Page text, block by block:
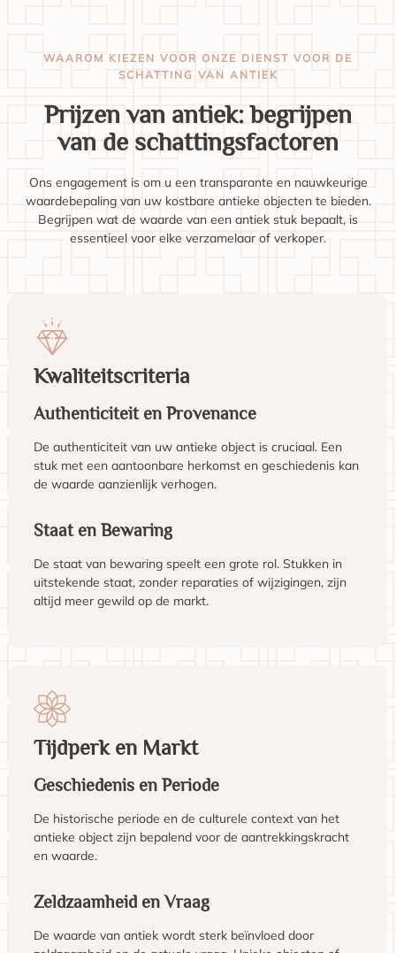
WAAROM KIEZEN VOOR ONZE DIENST VOOR DE
SCHATTING VAN ANTIEK
Prijzen van antiek: begrijpen
van de schattingsfactoren
Ons engagement is om u een transparante en nauwkeurige
waardebepaling van uw kostbare antieke objecten te bieden.
Begrijpen wat de waarde van een antiek stuk bepaalt, is
essentieel voor elke verzamelaar of verkoper.
Kwaliteitscriteria
Authenticiteit en Provenance
De authenticiteit van uw antieke object is cruciaal. Een
stuk met een aantoonbare herkomst en geschiedenis kan
de waarde aanzienlijk verhogen.
Staat en Bewaring
De staat van bewaring speelt een grote rol. Stukken in
uitstekende staat, zonder reparaties of wijzigingen, zijn
altijd meer gewild op de markt.
Tijdperk en Markt
Geschiedenis en Periode
De historische periode en de culturele context van het
antieke object zijn bepalend voor de aantrekkingskracht
en waarde.
Zeldzaamheid en Vraag
De waarde van antiek wordt sterk beïnvloed door